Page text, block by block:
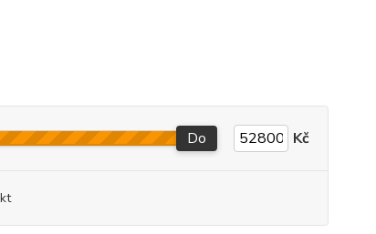
Do Kč